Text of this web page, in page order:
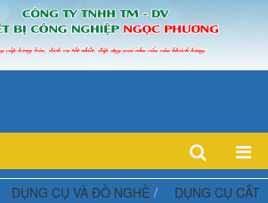
DỤNG CỤ VÀ ĐỒ NGHỀ
DỤNG CỤ CẮT